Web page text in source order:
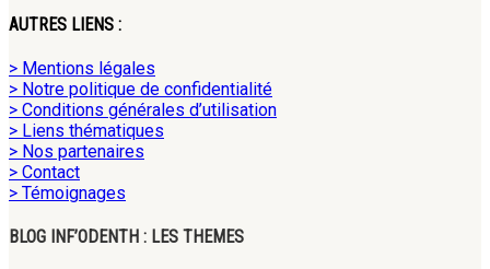
AUTRES LIENS :
> Mentions légales
> Notre politique de confidentialité
> Conditions générales d’utilisation
> Liens thématiques
> Nos partenaires
> Contact
> Témoignages
BLOG INF’ODENTH : LES THEMES